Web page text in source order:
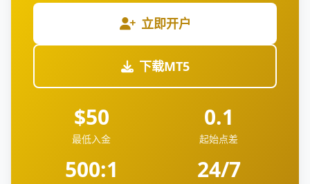
立即开户
下载MT5
$50
最低入金
0.1
起始点差
500:1 24/7